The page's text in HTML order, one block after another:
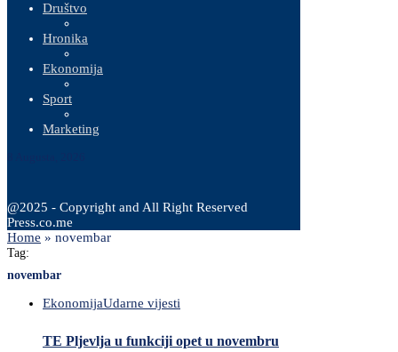
Društvo
Hronika
Ekonomija
Sport
Marketing
@2025 - Copyright and All Right Reserved
Press.co.me
Home » novembar
Tag:
novembar
EkonomijaUdarne vijesti
TE Pljevlja u funkciji opet u novembru